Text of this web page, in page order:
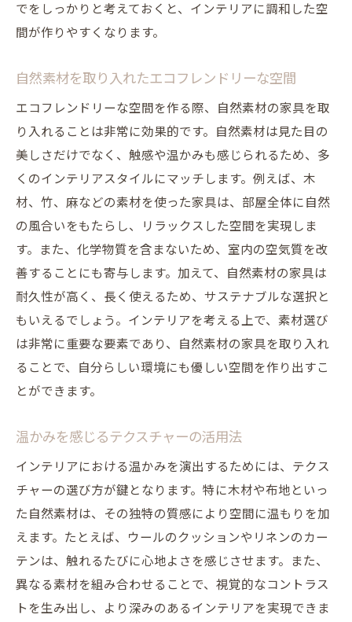
でをしっかりと考えておくと、インテリアに調和した空
間が作りやすくなります。
自然素材を取り入れたエコフレンドリーな空間
エコフレンドリーな空間を作る際、自然素材の家具を取
り入れることは非常に効果的です。自然素材は見た目の
美しさだけでなく、触感や温かみも感じられるため、多
くのインテリアスタイルにマッチします。例えば、木
材、竹、麻などの素材を使った家具は、部屋全体に自然
の風合いをもたらし、リラックスした空間を実現しま
す。また、化学物質を含まないため、室内の空気質を改
善することにも寄与します。加えて、自然素材の家具は
耐久性が高く、長く使えるため、サステナブルな選択と
もいえるでしょう。インテリアを考える上で、素材選び
は非常に重要な要素であり、自然素材の家具を取り入れ
ることで、自分らしい環境にも優しい空間を作り出すこ
とができます。
温かみを感じるテクスチャーの活用法
インテリアにおける温かみを演出するためには、テクス
チャーの選び方が鍵となります。特に木材や布地といっ
た自然素材は、その独特の質感により空間に温もりを加
えます。たとえば、ウールのクッションやリネンのカー
テンは、触れるたびに心地よさを感じさせます。また、
異なる素材を組み合わせることで、視覚的なコントラス
トを生み出し、より深みのあるインテリアを実現できま